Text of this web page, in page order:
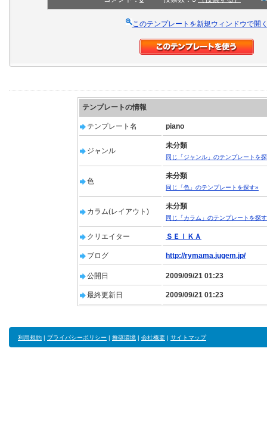
このテンプレートを新規ウィンドウで開
テンプレートの情報
テンプレート名 piano
ジャンル
未分類
同じ「ジャンル」のテンプレートを
色
未分類
同じ「色」のテンプレートを探す»
カラム(レイアウト)
未分類
同じ「カラム」のテンプレートを探
クリエイター ＳＥＩＫＡ
ブログ http://rymama.jugem.jp/
公開日 2009/09/21 01:23
最終更新日 2009/09/21 01:23
利用規約 | プライバシーポリシー | 推奨環境 | 会社概要 | サイトマップ